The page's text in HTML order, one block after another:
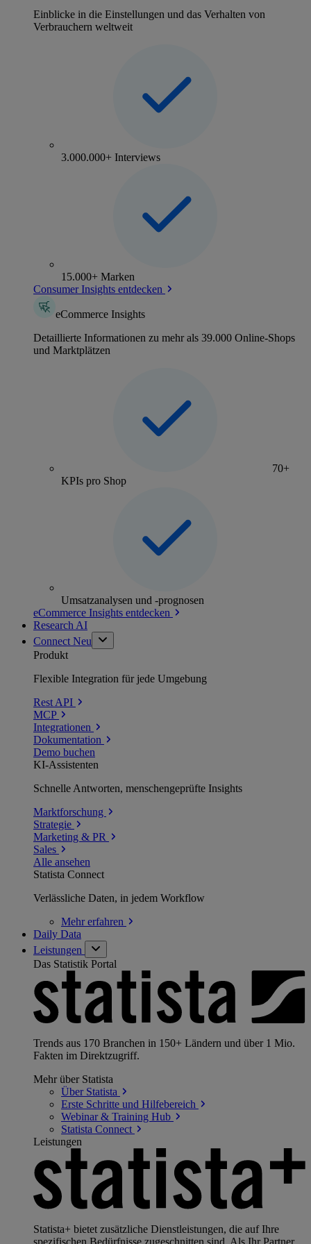
Einblicke in die Einstellungen und das Verhalten von
Verbrauchern weltweit
3.000.000+ Interviews
15.000+ Marken
Consumer Insights entdecken
eCommerce Insights
Detaillierte Informationen zu mehr als 39.000 Online-Shops
und Marktplätzen
70+
KPIs pro Shop
Umsatzanalysen und -prognosen
eCommerce Insights entdecken
Research AI
Connect Neu
Produkt
Flexible Integration für jede Umgebung
Rest API
MCP
Integrationen
Dokumentation
Demo buchen
KI-Assistenten
Schnelle Antworten, menschengeprüfte Insights
Marktforschung
Strategie
Marketing & PR
Sales
Alle ansehen
Statista Connect
Verlässliche Daten, in jedem Workflow
Mehrerfahren
Daily Data
Leistungen
Das Statistik Portal
Trends aus 170 Branchen in 150+ Ländern und über 1 Mio.
Fakten im Direktzugriff.
Mehr über Statista
Über Statista
Erste Schritte und Hilfebereich
Webinar & Training Hub
Statista Connect
Leistungen
Statista+ bietet zusätzliche Dienstleistungen, die auf Ihre
spezifischen Bedürfnisse zugeschnitten sind. Als Ihr Partner